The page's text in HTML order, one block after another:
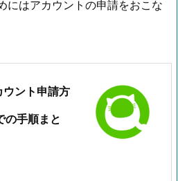
はアカウントの申請をおこな
ント申請方
の手順まと